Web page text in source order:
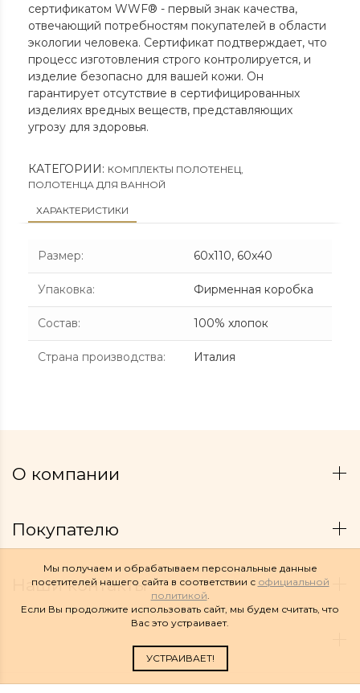
сертификатом WWF® - первый знак качества,
отвечающий потребностям покупателей в области
экологии человека. Cертификат подтверждает, что
процесс изготовления строго контролируется, и
изделие безопасно для вашей кожи. Он
гарантирует отсутствие в сертифицированных
изделиях вредных веществ, представляющих
угрозу для здоровья.
КАТЕГОРИИ: КОМПЛЕКТЫ ПОЛОТЕНЕЦ,
ПОЛОТЕНЦА ДЛЯ ВАННОЙ
ХАРАКТЕРИСТИКИ
Размер: 60x110, 60x40
Упаковка: Фирменная коробка
Состав: 100% хлопок
Страна производства: Италия
О компании
Покупателю
Наши контакты
Мы получаем и обрабатываем персональные данные
посетителей нашего сайта в соответствии с официальной
политикой.
Если Вы продолжите использовать сайт, мы будем считать, что
Вас это устраивает.
УСТРАИВАЕТ!